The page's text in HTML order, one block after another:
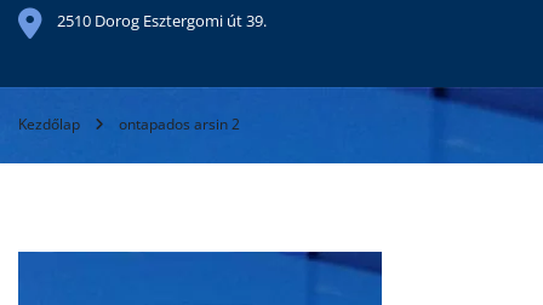
2510 Dorog Esztergomi út 39.
Kezdőlap ontapados arsin 2